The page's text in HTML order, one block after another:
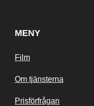
MENY
Film
Om tjänsterna
Prisförfrågan